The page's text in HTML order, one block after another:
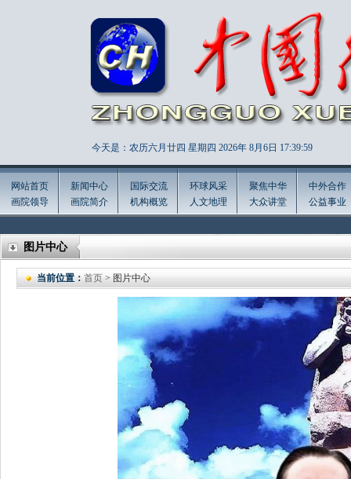
今天是：农历六月廿四 星期四 2026年 8月6日 17:40:0
网站首页
画院领导
新闻中心
画院简介
国际交流
机构概览
环球风采
人文地理
聚焦中华
大众讲堂
中外合作
公益事业
图片中心
当前位置： 首页 > 图片中心